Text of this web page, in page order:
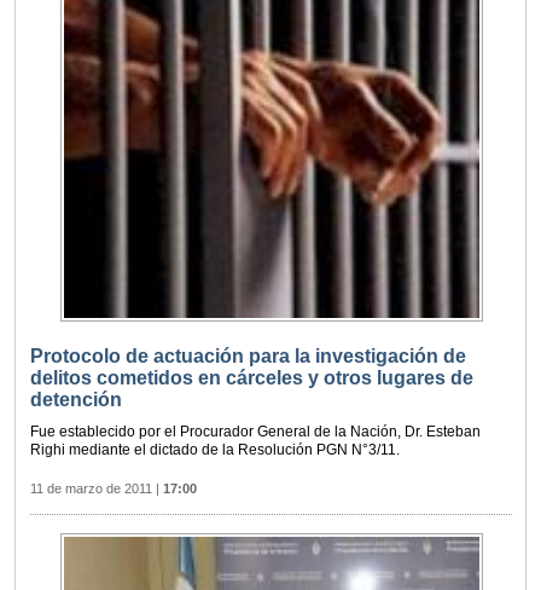
Protocolo de actuación para la investigación de
delitos cometidos en cárceles y otros lugares de
detención
Fue establecido por el Procurador General de la Nación, Dr. Esteban
Righi mediante el dictado de la Resolución PGN N°3/11.
11 de marzo de 2011 17:00